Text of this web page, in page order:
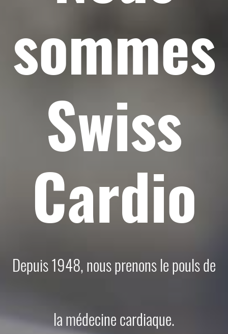
sommes
Swiss
Cardio
Depuis 1948, nous prenons le pouls de
la médecine cardiaque.